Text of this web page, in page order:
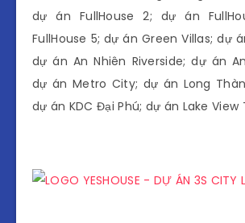
dự án FullHouse 2; dự án
FullHouse 5; dự án Green Villas; dự
dự án An Nhiên Riverside; dự án
dự án Metro City; dự án Long
dự án KDC Đại Phú; dự án Lake View